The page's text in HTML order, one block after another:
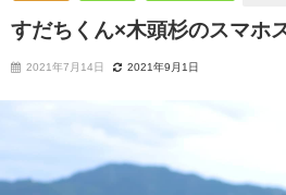
すだちくん×木頭杉のスマホ
2021年7月14日 2021年9月1日